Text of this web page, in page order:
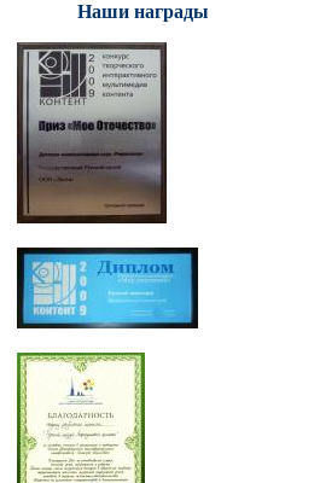
Наши награды